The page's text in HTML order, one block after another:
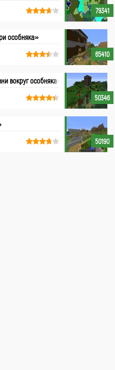
79341
65410
особняка»
50346
вокруг особняка»
50190